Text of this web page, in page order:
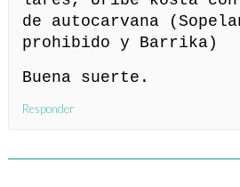
de autocarvana
prohibido y Barrika)
Buena suerte.
Responder